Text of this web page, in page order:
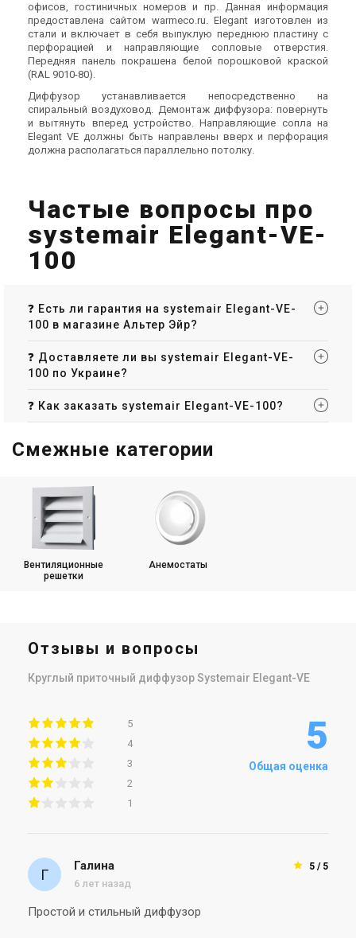
офисов, гостиничных номеров и пр. Данная информация
предоставлена сайтом warmeco.ru. Elegant изготовлен из
стали и включает в себя выпуклую переднюю пластину с
перфорацией и направляющие сопловые отверстия.
Передняя панель покрашена белой порошковой краской
(RAL 9010-80).
Диффузор устанавливается непосредственно на
спиральный воздуховод. Демонтаж диффузора: повернуть
и вытянуть вперед устройство. Направляющие сопла на
Elegant VE должны быть направлены вверх и перфорация
должна располагаться параллельно потолку.
Частые вопросы про
systemair Elegant-VE-
100
❓ Есть ли гарантия на systemair Elegant-VE-
100 в магазине Альтер Эйр?
❓ Доставляете ли вы systemair Elegant-VE-
100 по Украине?
❓ Как заказать systemair Elegant-VE-100?
Смежные категории
Вентиляционные
решетки
Анемостаты
Отзывы и вопросы
Круглый приточный диффузор Systemair Elegant-VE
5
4
3
2
1
5
Общая оценка
5 / 5
Галина
6 лет назад
Простой и стильный диффузор